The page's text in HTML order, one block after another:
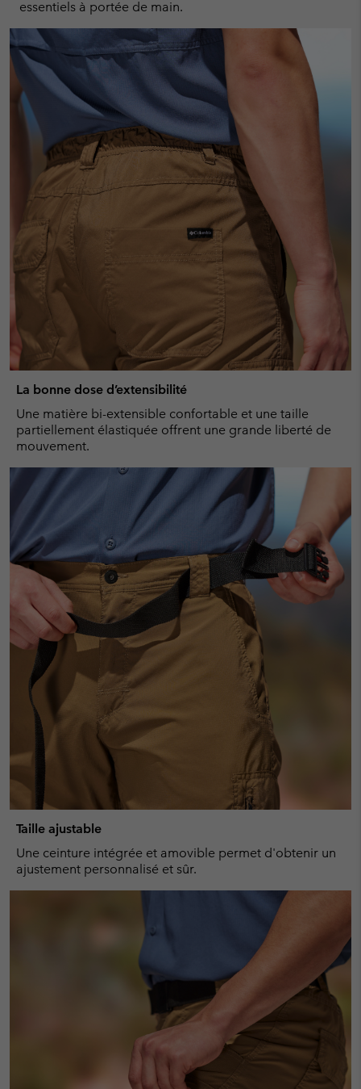
essentiels à portée de main.
La bonne dose d’extensibilité
Une matière bi-extensible confortable et une taille
partiellement élastiquée offrent une grande liberté de
mouvement.
Taille ajustable
Une ceinture intégrée et amovible permet d'obtenir un
ajustement personnalisé et sûr.